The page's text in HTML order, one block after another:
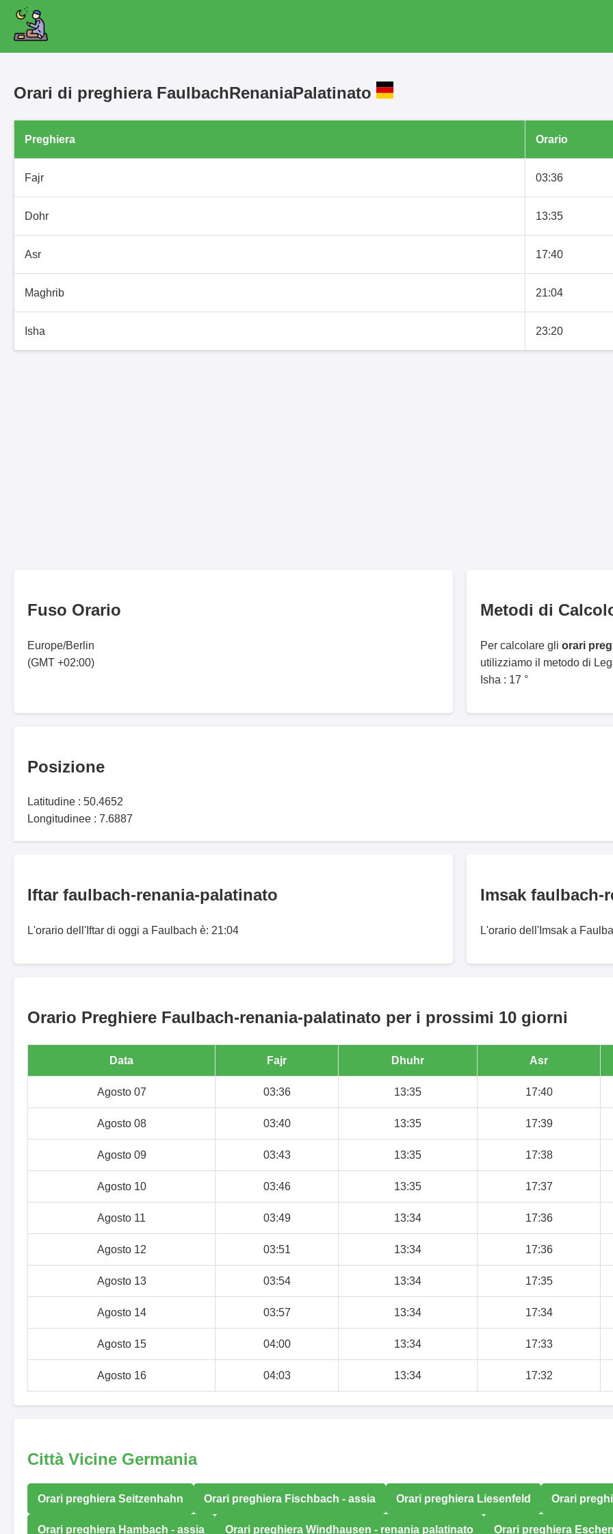
Orari di preghiera FaulbachRenaniaPalatinato
Preghiera Orario
Fajr 03:36
Dohr 13:35
Asr 17:40
Maghrib 21:04
Isha 23:20
Fuso Orario
Europe/Berlin
(GMT +02:00)
Metodi di
Per calcolare gli orari
utilizziamo il metodo di
Isha : 17 °
Posizione
Latitudine : 50.4652
Longitudinee : 7.6887
Iftar faulbach-renania-palatinato
L'orario dell'Iftar di oggi a Faulbach è: 21:04
Imsak faulbach-
L'orario dell'Imsak a
Orario Preghiere Faulbach-renania-palatinato per i prossimi 10 giorni
Data Fajr Dhuhr Asr
Agosto 07 03:36 13:35 17:40
Agosto 08 03:40 13:35 17:39
Agosto 09 03:43 13:35 17:38
Agosto 10 03:46 13:35 17:37
Agosto 11 03:49 13:34 17:36
Agosto 12 03:51 13:34 17:36
Agosto 13 03:54 13:34 17:35
Agosto 14 03:57 13:34 17:34
Agosto 15 04:00 13:34 17:33
Agosto 16 04:03 13:34 17:32
Città Vicine Germania
Orari preghiera Seitzenhahn Orari preghiera Fischbach - assia Orari preghiera Liesenfeld Orari
Orari preghiera Hambach - assia Orari preghiera Windhausen - renania palatinato Orari preghiera